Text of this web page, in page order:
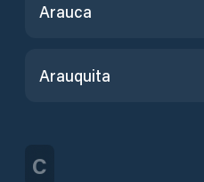
Arauca
Arauquita
C